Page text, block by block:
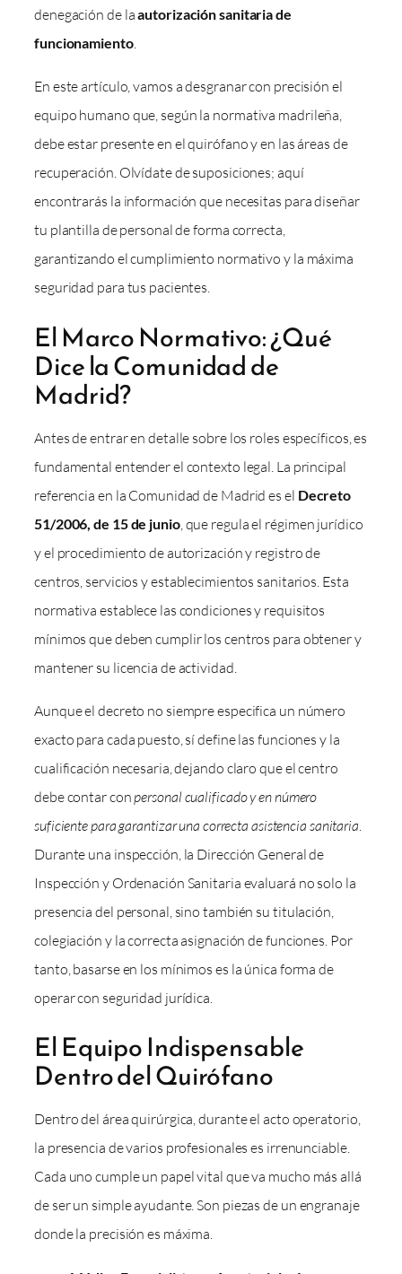
denegación de laautorización sanitaria de
funcionamiento.
En este artículo, vamos a desgranar con precisión el
equipo humano que, según la normativa madrileña,
debe estar presente en el quirófano y en las áreas de
recuperación. Olvídate de suposiciones; aquí
encontrarás la información que necesitas para diseñar
tu plantilla de personal de forma correcta,
garantizando el cumplimiento normativo y la máxima
seguridad para tus pacientes.
El Marco Normativo: ¿Qué
Dice la Comunidad de
Madrid?
Antes de entrar en detalle sobre los roles específicos, es
fundamental entender el contexto legal. La principal
referencia en la Comunidad de Madrid es el Decreto
51/2006, de 15 de junio, que regula el régimen jurídico
y el procedimiento de autorización y registro de
centros, servicios y establecimientos sanitarios. Esta
normativa establece las condiciones y requisitos
mínimos que deben cumplir los centros para obtener y
mantener su licencia de actividad.
Aunque el decreto no siempre especifica un número
exacto para cada puesto, sí define las funciones y la
cualificación necesaria, dejando claro que el centro
debe contar con personal cualificado y en número
suficiente para garantizar una correcta asistencia sanitaria
Durante una inspección, la Dirección General de
Inspección y Ordenación Sanitaria evaluará no solo la
presencia del personal, sino también su titulación,
colegiación y la correcta asignación de funciones. Por
tanto, basarse en los mínimos es la única forma de
operar con seguridad jurídica.
El Equipo Indispensable
Dentro del Quirófano
Dentro del área quirúrgica, durante el acto operatorio,
la presencia de varios profesionales es irrenunciable.
Cada uno cumple un papel vital que va mucho más allá
de ser un simple ayudante. Son piezas de un engranaje
donde la precisión es máxima.